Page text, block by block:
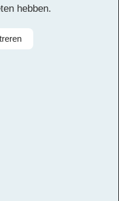
het postvak
hebben.